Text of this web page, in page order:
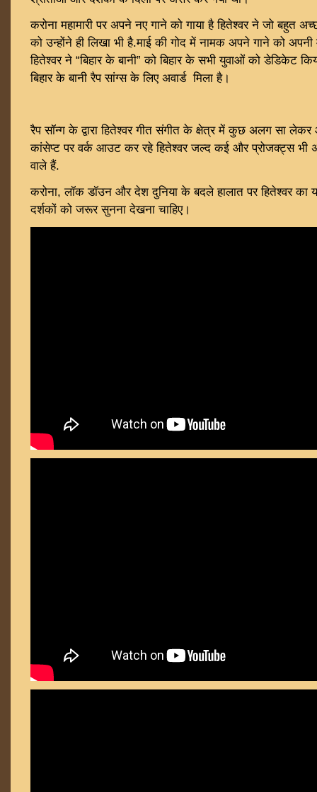
करोना महामारी पर अपने नए गाने को गाया है हितेश्वर ने जो बहुत
को उन्होंने ही लिखा भी है.माई की गोद में नामक अपने गाने को अपनी
हितेश्वर ने “बिहार के बानी” को बिहार के सभी युवाओं को डेडिकेट
बिहार के बानी रैप सांग्स के लिए अवार्ड मिला है।
रैप सॉन्ग के द्वारा हितेश्वर गीत संगीत के क्षेत्र में कुछ अलग सा
कांसेप्ट पर वर्क आउट कर रहे हितेश्वर जल्द कई और प्रोजक्ट्स
वाले हैं.
करोना, लॉक डॉउन और देश दुनिया के बदले हालात पर हितेश्वर का
दर्शकों को जरूर सुनना देखना चाहिए।